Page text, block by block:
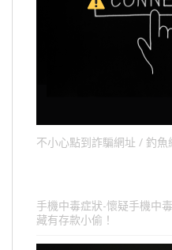
不小心點到詐騙網址 / 釣魚
手機中毒症狀-懷疑手機中
藏有存款小偷！